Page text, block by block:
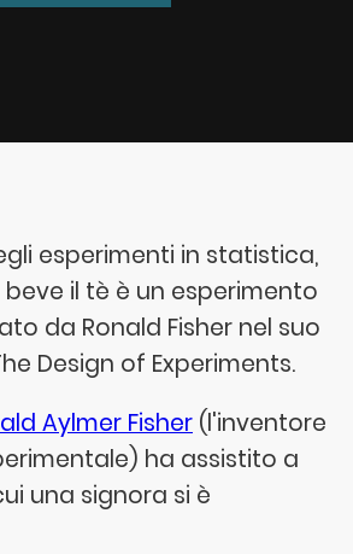
esperimenti in statistica,
il tè è un esperimento
da Ronald Fisher nel suo
Design of Experiments.
Aylmer Fisher (l'inventore
ha assistito a
una signora si è